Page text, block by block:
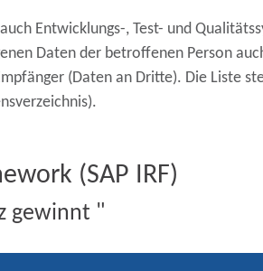
Entwicklungs-, Test- und
Daten der betroffenen Person
(Daten an Dritte). Die Liste
(SAP IRF)
gewinnt "